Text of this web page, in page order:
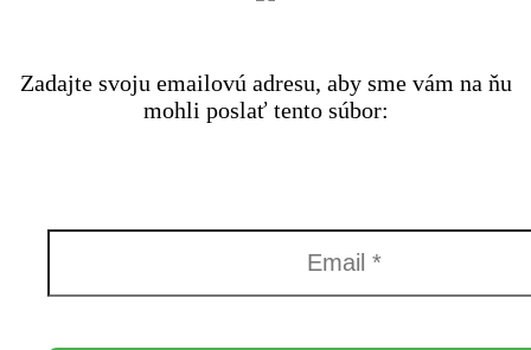
Zadajte svoju emailovú adresu, aby sme vám na ňu
mohli poslať tento súbor: